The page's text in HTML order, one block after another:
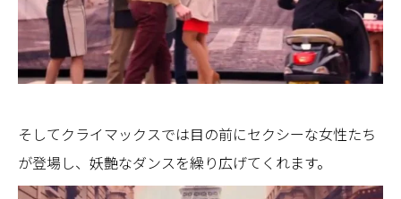
そしてクライマックスでは目の前にセクシーな女性たち
が登場し、妖艶なダンスを繰り広げてくれます。